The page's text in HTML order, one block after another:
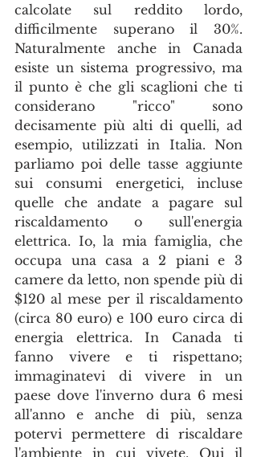
calcolate sul reddito lordo,
difficilmente superano il 30%.
Naturalmente anche in Canada
esiste un sistema progressivo, ma
il punto è che gli scaglioni che ti
considerano "ricco" sono
decisamente più alti di quelli, ad
esempio, utilizzati in Italia. Non
parliamo poi delle tasse aggiunte
sui consumi energetici, incluse
quelle che andate a pagare sul
riscaldamento o sull'energia
elettrica. Io, la mia famiglia, che
occupa una casa a 2 piani e 3
camere da letto, non spende più di
$120 al mese per il riscaldamento
(circa 80 euro) e 100 euro circa di
energia elettrica. In Canada ti
fanno vivere e ti rispettano;
immaginatevi di vivere in un
paese dove l'inverno dura 6 mesi
all'anno e anche di più, senza
potervi permettere di riscaldare
l'ambiente in cui vivete. Qui il